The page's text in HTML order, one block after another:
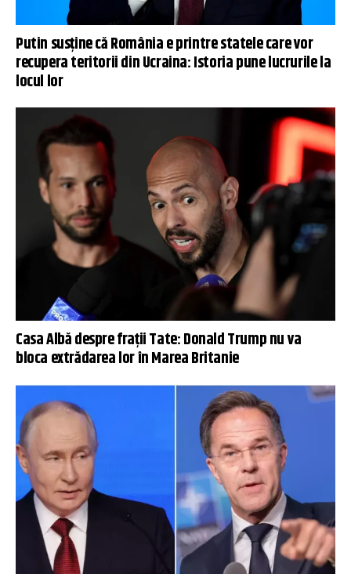
Putin susține că România e printre statele care vor
recupera teritorii din Ucraina: Istoria pune lucrurile la
locul lor
Casa Albă despre frații Tate: Donald Trump nu va
bloca extrădarea lor în Marea Britanie